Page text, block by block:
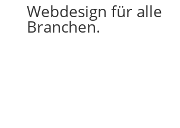
Webdesign für alle
Branchen.